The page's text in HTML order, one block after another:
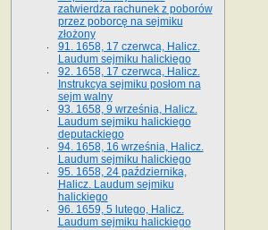
zatwierdza rachunek z poborów
przez poborcę na sejmiku
złożony
91. 1658, 17 czerwca, Halicz.
Laudum sejmiku halickiego
92. 1658, 17 czerwca, Halicz.
Instrukcya sejmiku posłom na
sejm walny
93. 1658, 9 września, Halicz.
Laudum sejmiku halickiego
deputackiego
94. 1658, 16 września, Halicz.
Laudum sejmiku halickiego
95. 1658, 24 października,
Halicz. Laudum sejmiku
halickiego
96. 1659, 5 lutego, Halicz.
Laudum sejmiku halickiego